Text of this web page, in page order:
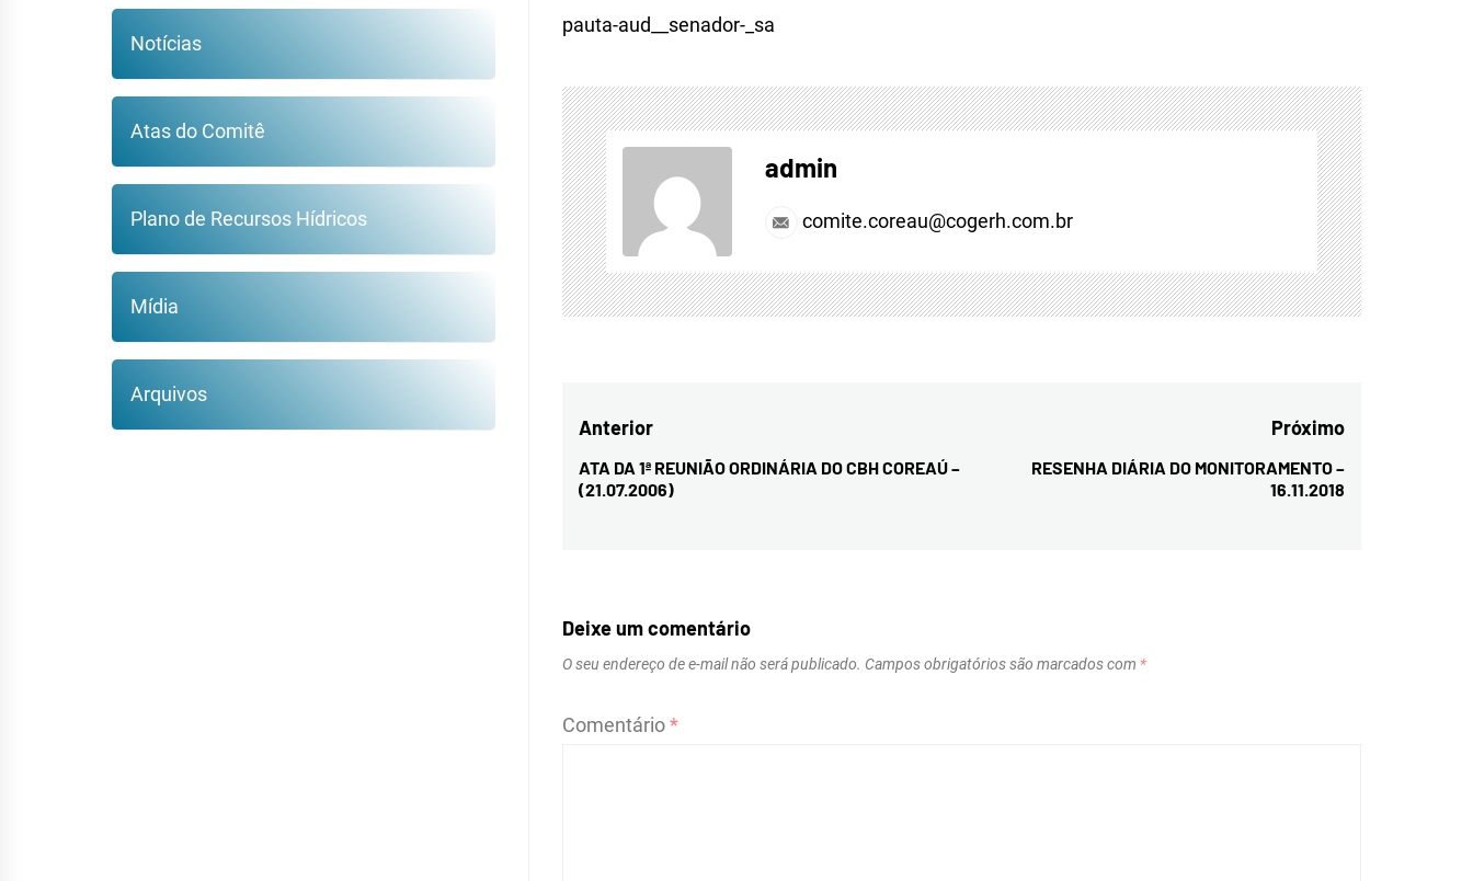
pauta-aud__senador-_sa
admin
comite.coreau@cogerh.com.br
Navegação
de
Post
Anterior
Previous
post:
ATA DA 1ª REUNIÃO ORDINÁRIA DO CBH COREAÚ –
(21.07.2006)
Próximo
Next
RESENHA DIÁRIA DO MONITORAMENTO –
16.11.2018
Deixe um comentário
O seu endereço de e-mail não será publicado. Campos obrigatórios são marcados com *
Comentário*
Notícias
Atas do Comitê
Plano de Recursos Hídricos
Mídia
Arquivos